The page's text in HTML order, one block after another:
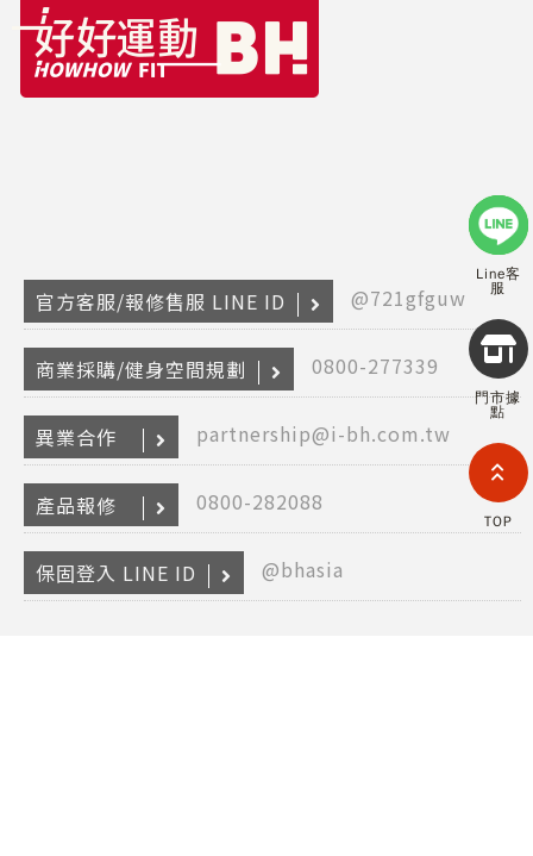
2026
Line客
服
門市據
點
TOP
官方客服/報修售服 LINE ID @721gfguw
商業採購/健身空間規劃 0800-277339
異業合作 partnership@i-bh.com.tw
產品報修 0800-282088
保固登入 LINE ID @bhasia